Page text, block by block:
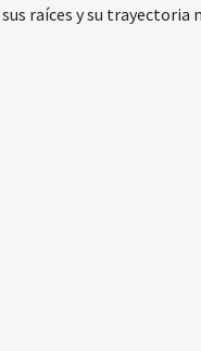
sus raíces y su trayectoria